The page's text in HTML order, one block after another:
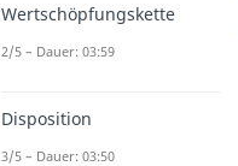
Wertschöpfungskette
2/5 – Dauer: 03:59
Disposition
3/5 – Dauer: 03:50